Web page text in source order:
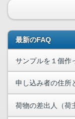
最新のFAQ
サンプルを１個作
申し込み者の住所
荷物の差出人（荷